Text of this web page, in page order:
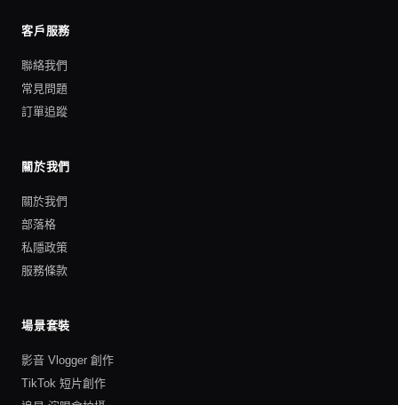
客戶服務
聯絡我們
常見問題
訂單追蹤
關於我們
關於我們
部落格
私隱政策
服務條款
場景套裝
影音 Vlogger 創作
TikTok 短片創作